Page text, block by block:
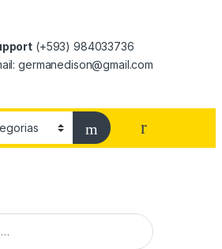
(+593) 984033736
germanedison@gmail.com